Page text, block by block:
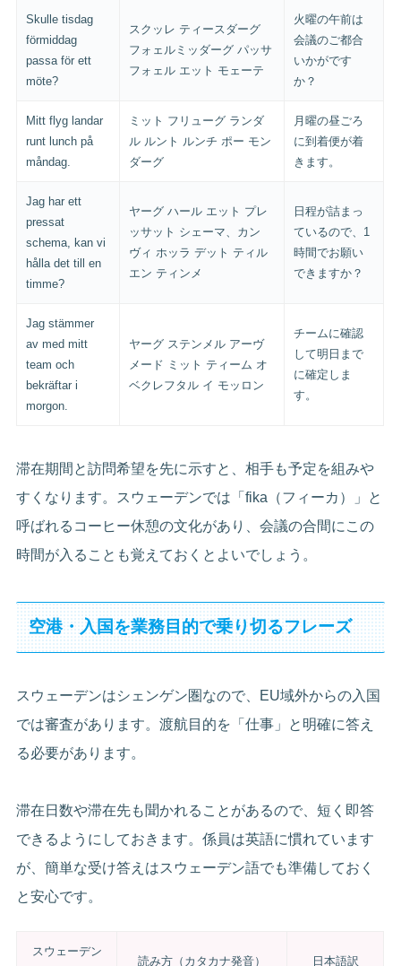
Skulle tisdag
förmiddag
passa för ett
möte?
スクッレ ティースダーグ
フォェルミッダーグ パッサ
フォェル エット モェーテ
火曜の午前は
会議のご都合
いかがです
か？
Mitt flyg landar
runt lunch på
måndag.
ミット フリューグ ランダ
ル ルント ルンチ ポー モン
ダーグ
月曜の昼ごろ
に到着便が着
きます。
Jag har ett
pressat
schema, kan vi
hålla det till en
timme?
ヤーグ ハール エット プレ
ッサット シェーマ、カン
ヴィ ホッラ デット ティル
エン ティンメ
日程が詰まっ
ているので、1
時間でお願い
できますか？
Jag stämmer
av med mitt
team och
bekräftar i
morgon.
ヤーグ ステンメル アーヴ
メード ミット ティーム オ
ベクレフタル イ モッロン
チームに確認
して明日まで
に確定しま
す。
滞在期間と訪問希望を先に示すと、相手も予定を組みや
すくなります。スウェーデンでは「fika（フィーカ）」と
呼ばれるコーヒー休憩の文化があり、会議の合間にこの
時間が入ることも覚えておくとよいでしょう。
空港・入国を業務目的で乗り切るフレーズ
スウェーデンはシェンゲン圏なので、EU域外からの入国
では審査があります。渡航目的を「仕事」と明確に答え
る必要があります。
滞在日数や滞在先も聞かれることがあるので、短く即答
できるようにしておきます。係員は英語に慣れています
が、簡単な受け答えはスウェーデン語でも準備しておく
と安心です。
スウェーデン
読み方（カタカナ発音） 日本語訳